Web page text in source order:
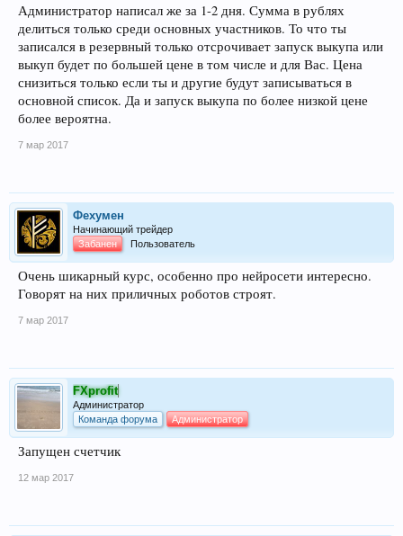
Администратор написал же за 1-2 дня. Сумма в рублях
делиться только среди основных участников. То что ты
записался в резервный только отсрочивает запуск выкупа или
выкуп будет по большей цене в том числе и для Вас. Цена
снизиться только если ты и другие будут записываться в
основной список. Да и запуск выкупа по более низкой цене
более вероятна.
7 мар 2017
Фехумен
Начинающий трейдер
Забанен
Пользователь
Очень шикарный курс, особенно про нейросети интересно.
Говорят на них приличных роботов строят.
7 мар 2017
FXprofit
Администратор
Команда форума
Администратор
Запущен счетчик
12 мар 2017